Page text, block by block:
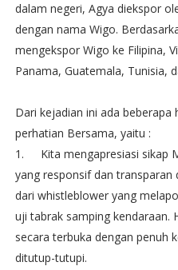
dalam negeri, Agya diekspor
dengan nama Wigo.
mengekspor Wigo ke Filipina,
Panama, Guatemala, Tunisia,
Dari kejadian ini ada beberapa
perhatian Bersama, yaitu :
1.
Kita mengapresiasi sikap
yang responsif dan
dari whistleblower yang
uji tabrak samping kendaraan.
secara terbuka dengan penuh
ditutup-tutupi.